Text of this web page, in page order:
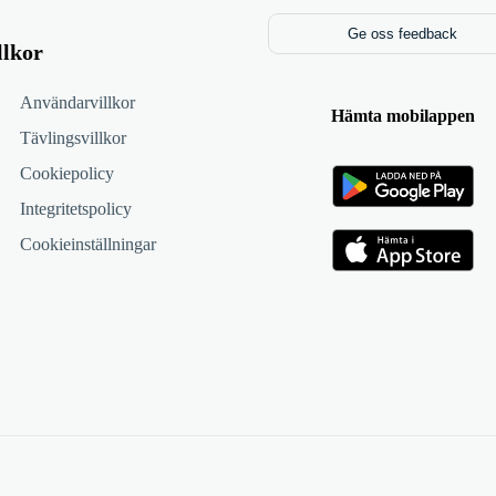
Användarvillkor
Tävlingsvillkor
Cookiepolicy
Integritetspolicy
Cookieinställningar
Ge oss feedback
Hämta mobilappen